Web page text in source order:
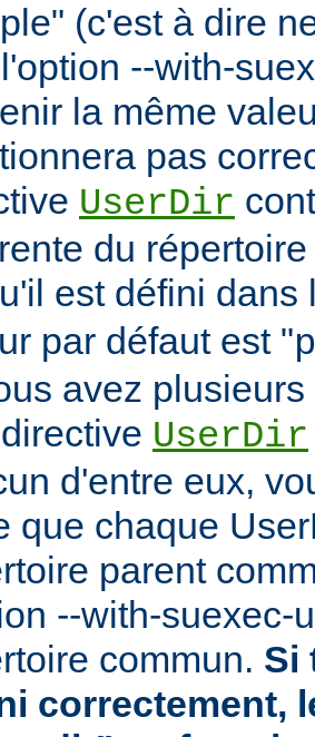
(c'est à dire
--with-
la même
pas
UserDir
du
est défini
par défaut est "
avez
UserDir
d'entre eux,
que chaque
parent
--with-suexec-
commun. Si
correctement,